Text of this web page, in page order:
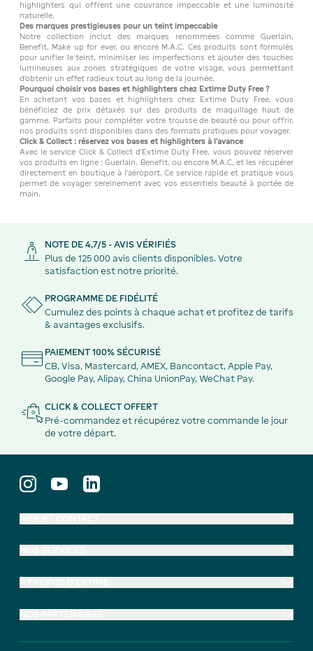
highlighters qui offrent une couvrance impeccable et une luminosité
naturelle.
Des marques prestigieuses pour un teint impeccable
Notre collection inclut des marques renommées comme Guerlain,
Benefit, Make up for ever, ou encore M.A.C. Ces produits sont formulés
pour unifier le teint, minimiser les imperfections et ajouter des touches
lumineuses aux zones stratégiques de votre visage, vous permettant
d'obtenir un effet radieux tout au long de la journée.
Pourquoi choisir vos bases et highlighters chez Extime Duty Free ?
En achetant vos bases et highlighters chez Extime Duty Free, vous
bénéficiez de prix détaxés sur des produits de maquillage haut de
gamme. Parfaits pour compléter votre trousse de beauté ou pour offrir,
nos produits sont disponibles dans des formats pratiques pour voyager.
Click & Collect : réservez vos bases et highlighters à l’avance
Avec le service Click & Collect d’Extime Duty Free, vous pouvez réserver
vos produits en ligne : Guerlain, Benefit, ou encore M.A.C, et les récupérer
directement en boutique à l’aéroport. Ce service rapide et pratique vous
permet de voyager sereinement avec vos essentiels beauté à portée de
main.
NOTE DE 4,7/5 - AVIS VÉRIFIÉS
Plus de 125 000 avis clients disponibles. Votre
satisfaction est notre priorité.
PROGRAMME DE FIDÉLITÉ
Cumulez des points à chaque achat et profitez de tarifs
& avantages exclusifs.
PAIEMENT 100% SÉCURISÉ
CB, Visa, Mastercard, AMEX, Bancontact, Apple Pay,
Google Pay, Alipay, China UnionPay, WeChat Pay.
CLICK & COLLECT OFFERT
Pré-commandez et récupérez votre commande le jour
de votre départ.